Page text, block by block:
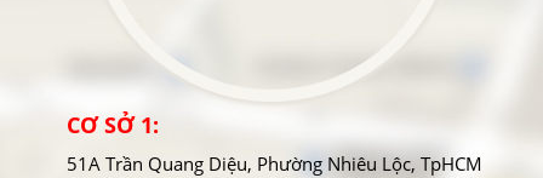
CƠ SỞ 1:
51A Trần Quang Diệu, Phường Nhiêu Lộc, TpHCM